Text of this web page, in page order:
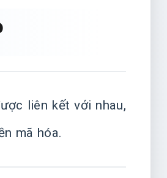
liên kết với nhau,
mã hóa.